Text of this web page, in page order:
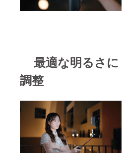
最適な明るさに
調整